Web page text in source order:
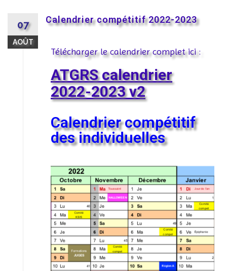
07
AOÛT
Calendrier compétitif 2022-2023
Télécharger le calendrier complet ici :
ATGRS calendrier
2022-2023 v2
Calendrier compétitif
des individuelles